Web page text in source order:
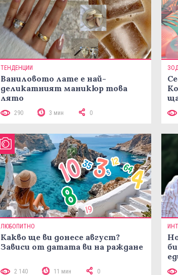
ТЕНДЕНЦИИ
Ваниловото лате е най-
деликатният маникюр това
лято
290 3 мин 0
ЛЮБОПИТНО
Какво ще ви донесе август?
Зависи от датата ви на ражданe
2 140 11 мин 0